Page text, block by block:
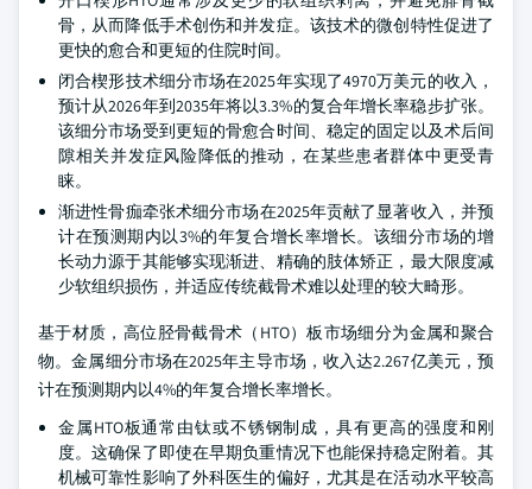
骨，从而降低手术创伤和并发症。该技术的微创特性促进了
更快的愈合和更短的住院时间。
闭合楔形技术细分市场在2025年实现了4970万美元的收入，
预计从2026年到2035年将以3.3%的复合年增长率稳步扩张。
该细分市场受到更短的骨愈合时间、稳定的固定以及术后间
隙相关并发症风险降低的推动，在某些患者群体中更受青
睐。
渐进性骨痂牵张术细分市场在2025年贡献了显著收入，并预
计在预测期内以3%的年复合增长率增长。该细分市场的增
长动力源于其能够实现渐进、精确的肢体矫正，最大限度减
少软组织损伤，并适应传统截骨术难以处理的较大畸形。
基于材质，高位胫骨截骨术（HTO）板市场细分为金属和聚合
物。金属细分市场在2025年主导市场，收入达2.267亿美元，预
计在预测期内以4%的年复合增长率增长。
金属HTO板通常由钛或不锈钢制成，具有更高的强度和刚
度。这确保了即使在早期负重情况下也能保持稳定附着。其
机械可靠性影响了外科医生的偏好，尤其是在活动水平较高